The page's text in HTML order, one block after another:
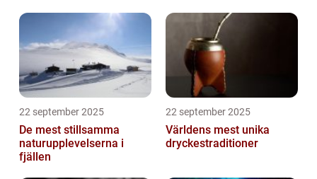
22 september 2025
De mest stillsamma
naturupplevelserna i
fjällen
22 september 2025
Världens mest unika
dryckestraditioner